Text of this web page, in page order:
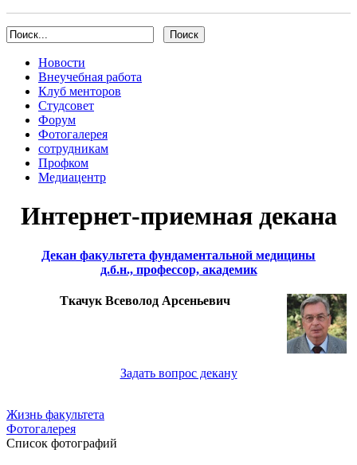
Новости
Внеучебная работа
Клуб менторов
Студсовет
Форум
Фотогалерея
сотрудникам
Профком
Медиацентр
Интернет-приемная декана
Декан факультета фундаментальной медицины
д.б.н., профессор, академик
Ткачук Всеволод Арсеньевич
Задать вопрос декану
Жизнь факультета
Фотогалерея
Список фотографий